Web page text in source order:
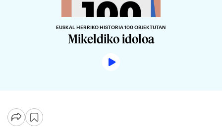
EUSKAL HERRIKO HISTORIA 100 OBJEKTUTAN
Mikeldiko idoloa